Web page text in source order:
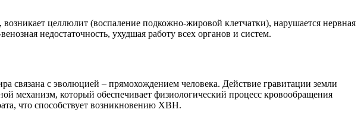
целлюлит (воспаление подкожно-жировой клетчатки), нарушается нервная
недостаточность, ухудшая работу всех органов и систем.
связана с эволюцией – прямохождением человека. Действие гравитации земли
механизм, который обеспечивает физиологический процесс кровообращения
что способствует возникновению ХВН.